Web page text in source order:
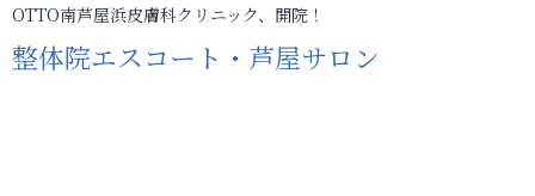
OTTO南芦屋浜皮膚科クリニック、開院！
整体院エスコート・芦屋サロン